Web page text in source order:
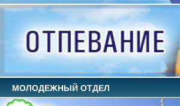
МОЛОДЕЖНЫЙ ОТДЕЛ